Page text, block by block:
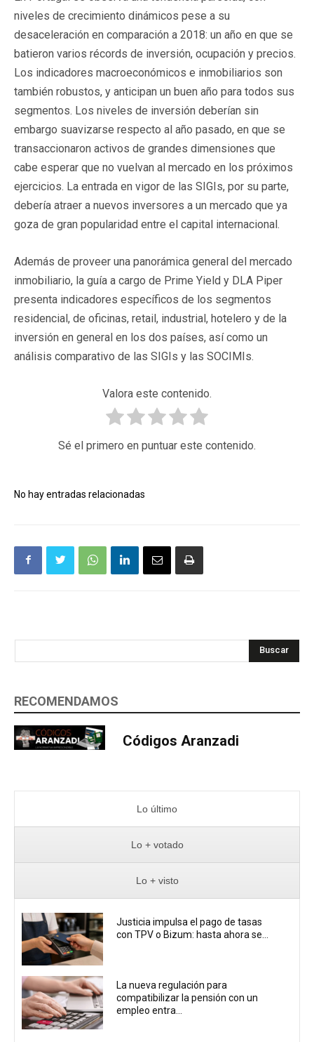
niveles de crecimiento dinámicos pese a su
desaceleración en comparación a 2018: un año en que se
batieron varios récords de inversión, ocupación y precios.
Los indicadores macroeconómicos e inmobiliarios son
también robustos, y anticipan un buen año para todos sus
segmentos. Los niveles de inversión deberían sin
embargo suavizarse respecto al año pasado, en que se
transaccionaron activos de grandes dimensiones que
cabe esperar que no vuelvan al mercado en los próximos
ejercicios. La entrada en vigor de las SIGIs, por su parte,
debería atraer a nuevos inversores a un mercado que ya
goza de gran popularidad entre el capital internacional.
Además de proveer una panorámica general del mercado
inmobiliario, la guía a cargo de Prime Yield y DLA Piper
presenta indicadores específicos de los segmentos
residencial, de oficinas, retail, industrial, hotelero y de la
inversión en general en los dos países, así como un
análisis comparativo de las SIGIs y las SOCIMIs.
Valora este contenido.
Sé el primero en puntuar este contenido.
No hay entradas relacionadas
Buscar
RECOMENDAMOS
Códigos Aranzadi
Lo último
Lo + votado
Lo + visto
Justicia impulsa el pago de tasas
con TPV o Bizum: hasta ahora se...
La nueva regulación para
compatibilizar la pensión con un
empleo entra...